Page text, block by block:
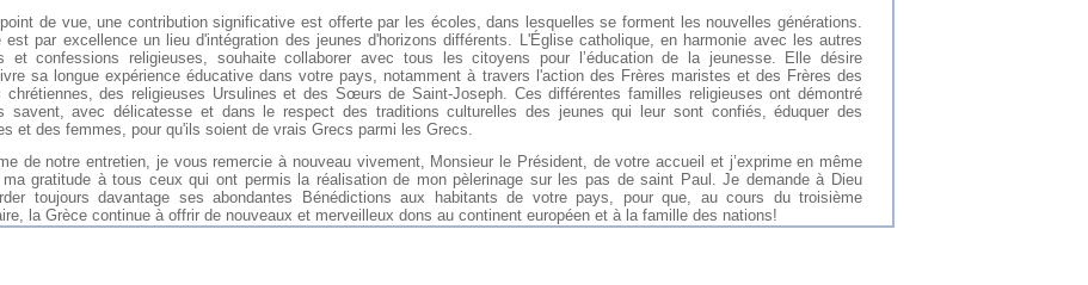
de vue, une contribution significative est offerte par les écoles, dans lesquelles se forment les nouvelles générations.
est par excellence un lieu d'intégration des jeunes d'horizons différents. L'Église catholique, en harmonie avec les autres
et confessions religieuses, souhaite collaborer avec tous les citoyens pour l’éducation de la jeunesse. Elle désire
sa longue expérience éducative dans votre pays, notamment à travers l'action des Frères maristes et des Frères des
chrétiennes, des religieuses Ursulines et des Sœurs de Saint-Joseph. Ces différentes familles religieuses ont démontré
savent, avec délicatesse et dans le respect des traditions culturelles des jeunes qui leur sont confiés, éduquer des
et des femmes, pour qu'ils soient de vrais Grecs parmi les Grecs.
de notre entretien, je vous remercie à nouveau vivement, Monsieur le Président, de votre accueil et j’exprime en même
gratitude à tous ceux qui ont permis la réalisation de mon pèlerinage sur les pas de saint Paul. Je demande à Dieu
toujours davantage ses abondantes Bénédictions aux habitants de votre pays, pour que, au cours du troisième
la Grèce continue à offrir de nouveaux et merveilleux dons au continent européen et à la famille des nations!